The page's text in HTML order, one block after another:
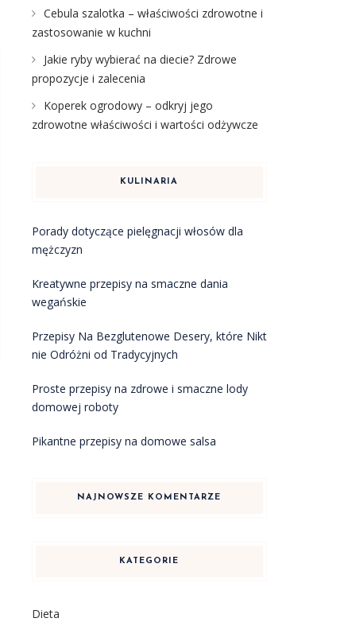
Cebula szalotka – właściwości zdrowotne i
zastosowanie w kuchni
Jakie ryby wybierać na diecie? Zdrowe
propozycje i zalecenia
Koperek ogrodowy – odkryj jego
zdrowotne właściwości i wartości odżywcze
KULINARIA
Porady dotyczące pielęgnacji włosów dla
mężczyzn
Kreatywne przepisy na smaczne dania
wegańskie
Przepisy Na Bezglutenowe Desery, które Nikt
nie Odróżni od Tradycyjnych
Proste przepisy na zdrowe i smaczne lody
domowej roboty
Pikantne przepisy na domowe salsa
NAJNOWSZE KOMENTARZE
KATEGORIE
Dieta